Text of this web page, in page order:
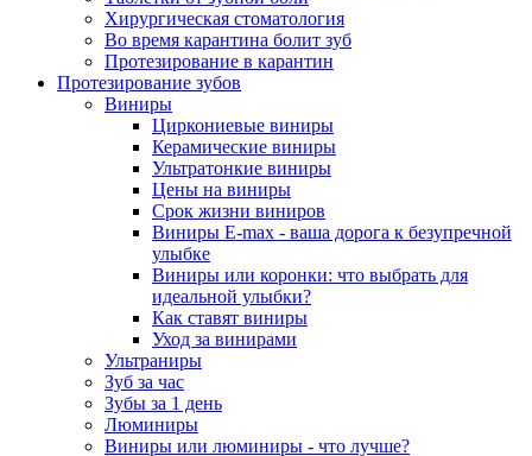
Хирургическая стоматология
Во время карантина болит зуб
Протезирование в карантин
Протезирование зубов
Виниры
Циркониевые виниры
Керамические виниры
Ультратонкие виниры
Цены на виниры
Срок жизни виниров
Виниры E-max - ваша дорога к безупречной
улыбке
Виниры или коронки: что выбрать для
идеальной улыбки?
Как ставят виниры
Уход за винирами
Ультраниры
Зуб за час
Зубы за 1 день
Люминиры
Виниры или люминиры - что лучше?